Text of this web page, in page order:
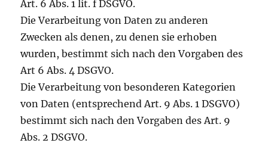
Art. 6 Abs. 1 lit. f DSGVO.
Die Verarbeitung von Daten zu anderen
Zwecken als denen, zu denen sie erhoben
wurden, bestimmt sich nach den Vorgaben des
Art 6 Abs. 4 DSGVO.
Die Verarbeitung von besonderen Kategorien
von Daten (entsprechend Art. 9 Abs. 1 DSGVO)
bestimmt sich nach den Vorgaben des Art. 9
Abs. 2 DSGVO.